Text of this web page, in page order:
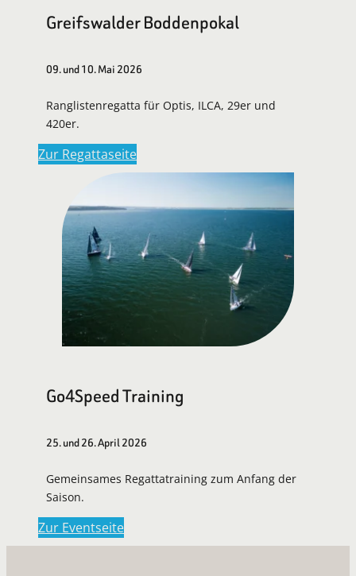
Greifswalder Boddenpokal
09. und 10. Mai 2026
Ranglistenregatta für Optis, ILCA, 29er und
420er.
Zur Regattaseite
Go4Speed Training
25. und 26. April 2026
Gemeinsames Regattatraining zum Anfang der
Saison.
Zur Eventseite